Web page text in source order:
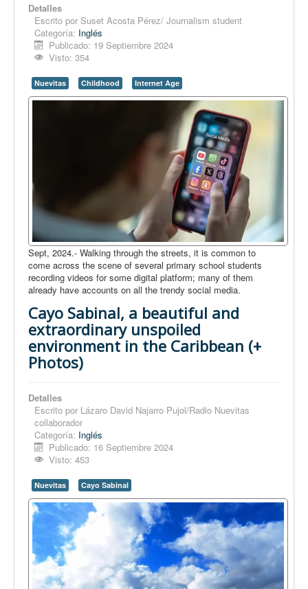
Detalles
Escrito por Suset Acosta Pérez/ Journalism student
Categoría: Inglés
Publicado: 19 Septiembre 2024
Visto: 354
Nuevitas Childhood Internet Age
Sept, 2024.- Walking through the streets, it is common to
come across the scene of several primary school students
recording videos for some digital platform; many of them
already have accounts on all the trendy social media.
Cayo Sabinal, a beautiful and
extraordinary unspoiled
environment in the Caribbean (+
Photos)
Detalles
Escrito por Lázaro David Najarro Pujol/Radio Nuevitas
collaborador
Categoría: Inglés
Publicado: 16 Septiembre 2024
Visto: 453
Nuevitas Cayo Sabinal